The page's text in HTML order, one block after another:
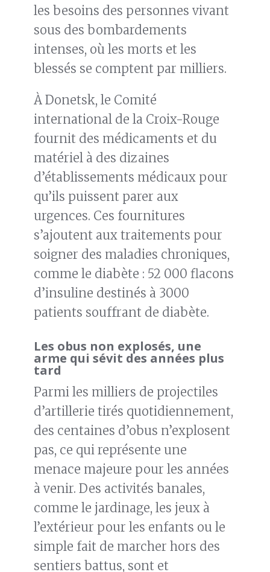
les besoins des personnes vivant
sous des bombardements
intenses, où les morts et les
blessés se comptent par milliers.
À Donetsk, le Comité
international de la Croix-Rouge
fournit des médicaments et du
matériel à des dizaines
d’établissements médicaux pour
qu’ils puissent parer aux
urgences. Ces fournitures
s’ajoutent aux traitements pour
soigner des maladies chroniques,
comme le diabète : 52 000 flacons
d’insuline destinés à 3000
patients souffrant de diabète.
Les obus non explosés, une
arme qui sévit des années plus
tard
Parmi les milliers de projectiles
d’artillerie tirés quotidiennement,
des centaines d’obus n’explosent
pas, ce qui représente une
menace majeure pour les années
à venir. Des activités banales,
comme le jardinage, les jeux à
l’extérieur pour les enfants ou le
simple fait de marcher hors des
sentiers battus, sont et